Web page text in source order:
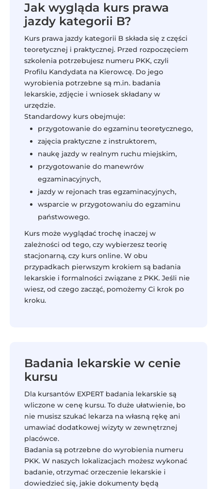
Jak wygląda kurs prawa
jazdy kategorii B?
Kurs prawa jazdy kategorii B składa się z części
teoretycznej i praktycznej. Przed rozpoczęciem
szkolenia potrzebujesz numeru PKK, czyli
Profilu Kandydata na Kierowcę. Do jego
wyrobienia potrzebne są m.in. badania
lekarskie, zdjęcie i wniosek składany w
urzędzie.
Standardowy kurs obejmuje:
przygotowanie do egzaminu teoretycznego,
zajęcia praktyczne z instruktorem,
naukę jazdy w realnym ruchu miejskim,
przygotowanie do manewrów
egzaminacyjnych,
jazdy w rejonach tras egzaminacyjnych,
wsparcie w przygotowaniu do egzaminu
państwowego.
Kurs może wyglądać trochę inaczej w
zależności od tego, czy wybierzesz teorię
stacjonarną, czy kurs online. W obu
przypadkach pierwszym krokiem są badania
lekarskie i formalności związane z PKK. Jeśli nie
wiesz, od czego zacząć, pomożemy Ci krok po
kroku.
Badania lekarskie w cenie
kursu
Dla kursantów EXPERT badania lekarskie są
wliczone w cenę kursu. To duże ułatwienie, bo
nie musisz szukać lekarza na własną rękę ani
umawiać dodatkowej wizyty w zewnętrznej
placówce.
Badania są potrzebne do wyrobienia numeru
PKK. W naszych lokalizacjach możesz wykonać
badanie, otrzymać orzeczenie lekarskie i
dowiedzieć się, jakie dokumenty będą